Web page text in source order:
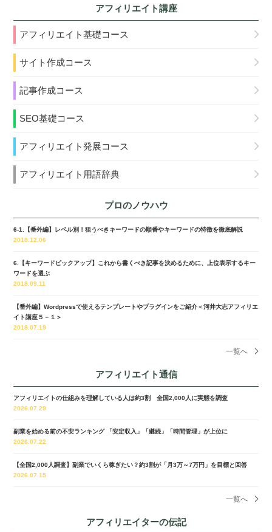
アフィリエイト講座
アフィリエイト基礎コース
サイト作成コース
記事作成コース
SEO基礎コース
アフィリエイト発展コース
アフィリエイト用語辞典
プロのノウハウ
6-1.【番外編】レベル別！狙うべきキーワードの順番やキーワードの特徴を徹底解説
2018.12.06
6.【キーワードピックアップ】これから書くべき記事を決めるために、上位表示するキー
ワードを選ぶ
2018.09.11
【番外編】Wordpressで使えるテンプレートやプラグインをご紹介＜河井大志アフィリエ
イト講座５－１＞
2018.07.19
一覧へ
アフィリエイト通信
アフィリエイトの仕組みを理解している人は約3割 全国2,000人に実態を調査
2026.07.29
副業を始める前の不安ランキング 「安定収入」「継続」「時間管理」が上位に
2026.07.22
【全国2,000人調査】副業でいくら稼ぎたい？約3割が「月3万～7万円」を目標と回答
2026.07.15
一覧へ
アフィリエイターの伝記